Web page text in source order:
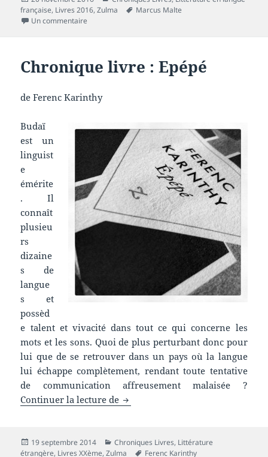
le
française, Livres 2016,Zulma
Mots-
Marcus Malte
Un commentaire
Chronique livre : Epépé
de Ferenc Karinthy
Budaï
est un
linguist
e
émérite
. Il
connaît
plusieu
rs
dizaine
s de
langue
s et
possèd
e talent et vivacité dans tout ce qui concerne les
mots et les sons. Quoi de plus perturbant donc pour
lui que de se retrouver dans un pays où la langue
lui échappe complètement, rendant toute tentative
de communication affreusement malaisée ?
Continuer la lecture de Chronique livre : Epépé
Publié
le
19 septembre 2014 Catégories
Chroniques Livres, Littérature
étrangère, Livres XXème,Zulma Mots-
Ferenc Karinthy